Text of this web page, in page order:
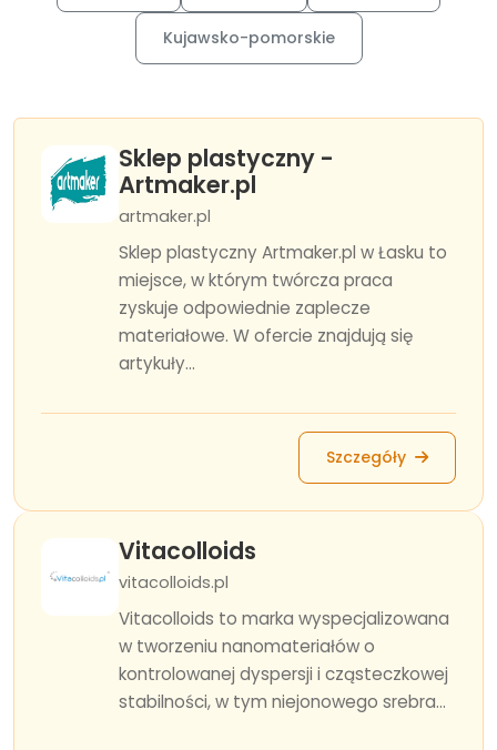
Kujawsko-pomorskie
Sklep plastyczny -
Artmaker.pl
artmaker.pl
Sklep plastyczny Artmaker.pl w Łasku to
miejsce, w którym twórcza praca
zyskuje odpowiednie zaplecze
materiałowe. W ofercie znajdują się
artykuły...
Szczegóły
Vitacolloids
vitacolloids.pl
Vitacolloids to marka wyspecjalizowana
w tworzeniu nanomateriałów o
kontrolowanej dyspersji i cząsteczkowej
stabilności, w tym niejonowego srebra...